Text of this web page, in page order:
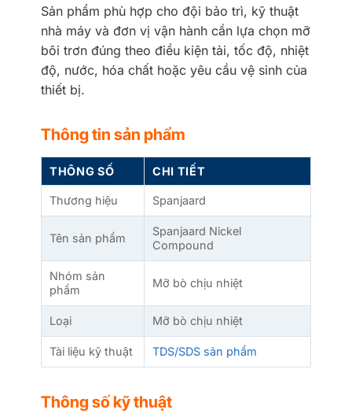
Sản phẩm phù hợp cho đội bảo trì, kỹ thuật
nhà máy và đơn vị vận hành cần lựa chọn mỡ
bôi trơn đúng theo điều kiện tải, tốc độ, nhiệt
độ, nước, hóa chất hoặc yêu cầu vệ sinh của
thiết bị.
Thông tin sản phẩm
THÔNG SỐ CHI TIẾT
Thương hiệu Spanjaard
Tên sản phẩm
Spanjaard Nickel
Compound
Nhóm sản
phẩm
Mỡ bò chịu nhiệt
Loại Mỡ bò chịu nhiệt
Tài liệu kỹ thuật TDS/SDS sản phẩm
Thông số kỹ thuật